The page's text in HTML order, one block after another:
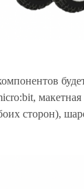
сторон),